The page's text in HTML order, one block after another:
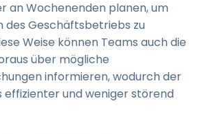
an Wochenenden planen, um
des Geschäftsbetriebs zu
Weise können Teams auch die
über mögliche
informieren, wodurch der
effizienter und weniger störend